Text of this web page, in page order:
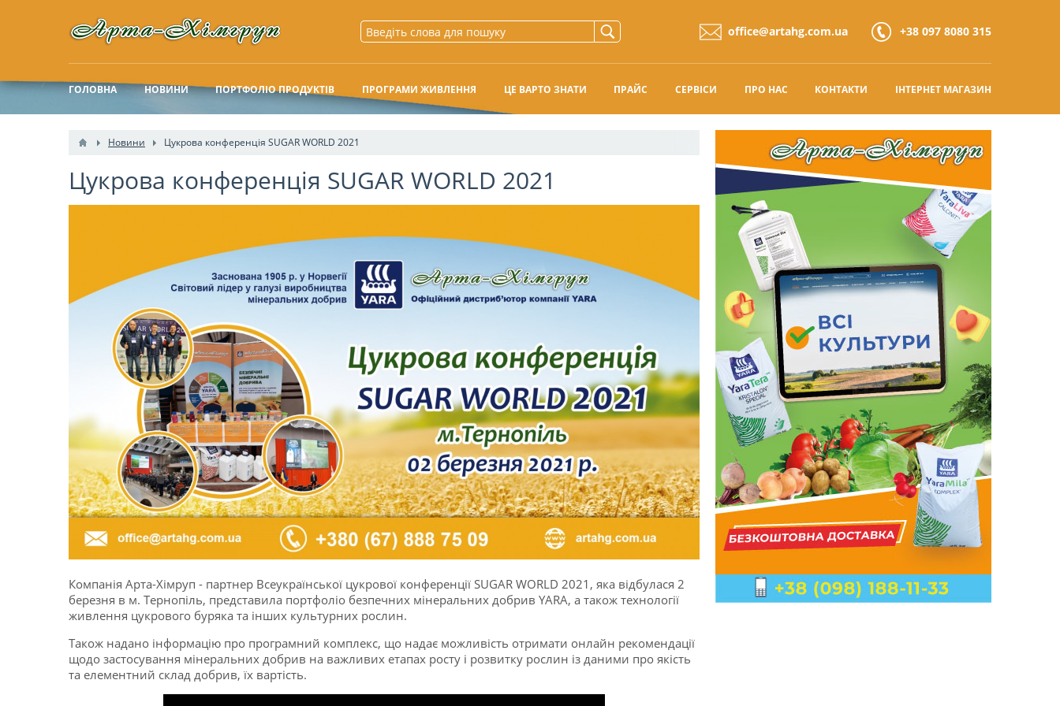
office@artahg.com.ua +38 097 8080 315
ГОЛОВНА НОВИНИ ПОРТФОЛІО ПРОДУКТІВ ПРОГРАМИ ЖИВЛЕННЯ ЦЕ ВАРТО ЗНАТИ ПРАЙС СЕРВІСИ ПРО НАС КОНТАКТИ ІНТЕРНЕТ МАГАЗИН
Новини Цукрова конференція SUGAR WORLD 2021
Цукрова конференція SUGAR WORLD 2021
Компанія Арта-Хімруп - партнер Всеукраїнської цукрової конференції SUGAR WORLD 2021, яка відбулася 2
березня в м. Тернопіль, представила портфоліо безпечних мінеральних добрив YARA, а також технології
живлення цукрового буряка та інших культурних рослин.
Також надано інформацію про програмний комплекс, що надає можливість отримати онлайн рекомендації
щодо застосування мінеральних добрив на важливих етапах росту і розвитку рослин із даними про якість
та елементний склад добрив, їх вартість.